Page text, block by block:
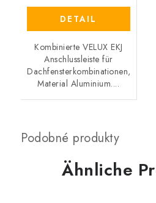
DETAIL
Kombinierte VELUX EKJ
Anschlussleiste für
Dachfensterkombinationen,
Material Aluminium....
Ähnliche